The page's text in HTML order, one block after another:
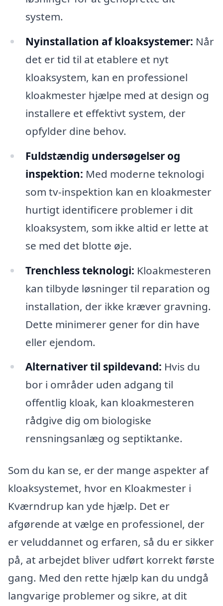
system.
Nyinstallation af kloaksystemer: Når
det er tid til at etablere et nyt
kloaksystem, kan en professionel
kloakmester hjælpe med at design og
installere et effektivt system, der
opfylder dine behov.
Fuldstændig undersøgelser og
inspektion: Med moderne teknologi
som tv-inspektion kan en kloakmester
hurtigt identificere problemer i dit
kloaksystem, som ikke altid er lette at
se med det blotte øje.
Trenchless teknologi: Kloakmesteren
kan tilbyde løsninger til reparation og
installation, der ikke kræver gravning.
Dette minimerer gener for din have
eller ejendom.
Alternativer til spildevand: Hvis du
bor i områder uden adgang til
offentlig kloak, kan kloakmesteren
rådgive dig om biologiske
rensningsanlæg og septiktanke.
Som du kan se, er der mange aspekter af
kloaksystemet, hvor en Kloakmester i
Kværndrup kan yde hjælp. Det er
afgørende at vælge en professionel, der
er veluddannet og erfaren, så du er sikker
på, at arbejdet bliver udført korrekt første
gang. Med den rette hjælp kan du undgå
langvarige problemer og sikre, at dit